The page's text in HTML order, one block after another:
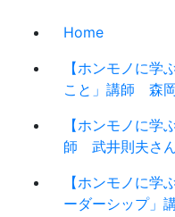
Home
【ホンモノに学
こと」講師 森
【ホンモノに学
師 武井則夫さ
【ホンモノに学
ーダーシップ」